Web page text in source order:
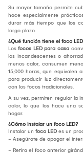
Su mayor tamaño permite
hace especialmente
durar más tiempo que los
largo plazo.
¿Qué función tiene el foco
Los focos LED para casa
los incandescentes o
menos calor, consumen
15,000 horas, que equivalen
para producir luz
con los focos tradicionales.
A su vez, permiten regular la
color, lo que los hace una
hogar.
¿Cómo instalar un foco LED?
Instalar un foco LED es un
- Asegúrate de apagar el
- Retira el foco anterior